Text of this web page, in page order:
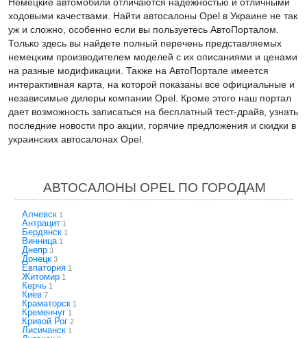
ходовыми качествами. Найти автосалоны Opel в Украине не так
уж и сложно, особенно если вы пользуетесь АвтоПорталом.
Только здесь вы найдете полный перечень представляемых
немецким производителем моделей с их описаниями и ценами
на разные модификации. Также на АвтоПортале имеется
интерактивная карта, на которой показаны все официальные и
независимые дилеры компании Opel. Кроме этого наш портал
дает возможность записаться на бесплатный тест-драйв, узнать
последние новости про акции, горячие предложения и скидки в
украинских автосалонах Opel.
АВТОСАЛОНЫ OPEL ПО ГОРОДАМ
Алчевск 1
Антрацит 1
Бердянск 1
Винница 1
Днепр 3
Донецк 3
Евпатория 1
Житомир 1
Керчь 1
Киев 7
Краматорск 1
Кременчуг 1
Кривой Рог 2
Лисичанск 1